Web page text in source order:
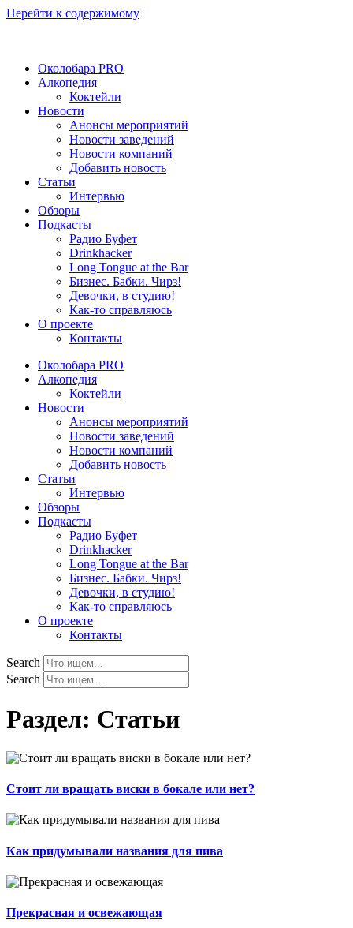
Перейти к содержимому
Околобара PRO
Алкопедия
Коктейли
Новости
Анонсы мероприятий
Новости заведений
Новости компаний
Добавить новость
Статьи
Интервью
Обзоры
Подкасты
Радио Буфет
Drinkhacker
Long Tongue at the Bar
Бизнес. Бабки. Чирз!
Девочки, в студию!
Как-то справляюсь
О проекте
Контакты
Околобара PRO
Алкопедия
Коктейли
Новости
Анонсы мероприятий
Новости заведений
Новости компаний
Добавить новость
Статьи
Интервью
Обзоры
Подкасты
Радио Буфет
Drinkhacker
Long Tongue at the Bar
Бизнес. Бабки. Чирз!
Девочки, в студию!
Как-то справляюсь
О проекте
Контакты
Search
Search
Раздел: Статьи
Стоит ли вращать виски в бокале или нет?
Как придумывали названия для пива
Прекрасная и освежающая